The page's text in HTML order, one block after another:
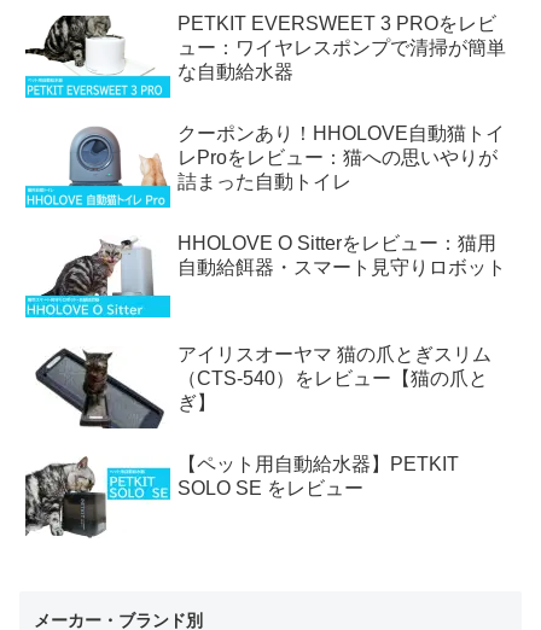
PETKIT EVERSWEET 3 PROをレビ
ュー：ワイヤレスポンプで清掃が簡単
な自動給水器
クーポンあり！HHOLOVE自動猫トイ
レProをレビュー：猫への思いやりが
詰まった自動トイレ
HHOLOVE O Sitterをレビュー：猫用
自動給餌器・スマート見守りロボット
アイリスオーヤマ 猫の爪とぎスリム
（CTS-540）をレビュー【猫の爪と
ぎ】
【ペット用自動給水器】PETKIT
SOLO SE をレビュー
メーカー・ブランド別